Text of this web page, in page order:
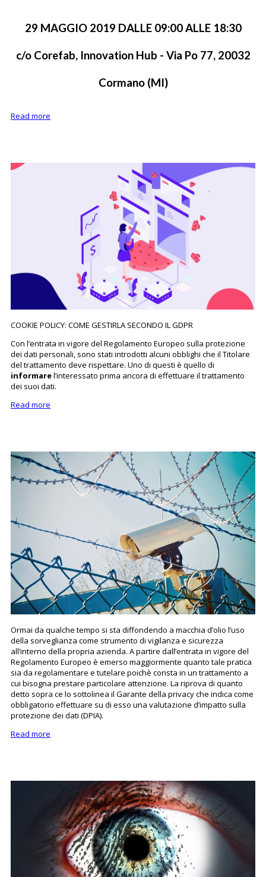
29 MAGGIO 2019 DALLE 09:00 ALLE 18:30
c/o Corefab, Innovation Hub - Via Po 77, 20032
Cormano (MI)
Read more
COOKIE POLICY: COME GESTIRLA SECONDO IL GDPR
Con l’entrata in vigore del Regolamento Europeo sulla protezione
dei dati personali, sono stati introdotti alcuni obblighi che il Titolare
del trattamento deve rispettare. Uno di questi è quello di
informarel’interessato prima ancora di effettuare il trattamento
dei suoi dati.
Read more
Ormai da qualche tempo si sta diffondendo a macchia d’olio l’uso
della sorveglianza come strumento di vigilanza e sicurezza
all’interno della propria azienda. A partire dall’entrata in vigore del
Regolamento Europeo è emerso maggiormente quanto tale pratica
sia da regolamentare e tutelare poichè consta in un trattamento a
cui bisogna prestare particolare attenzione. La riprova di quanto
detto sopra ce lo sottolinea il Garante della privacy che indica come
obbligatorio effettuare su di esso una valutazione d’impatto sulla
protezione dei dati (DPIA).
Read more